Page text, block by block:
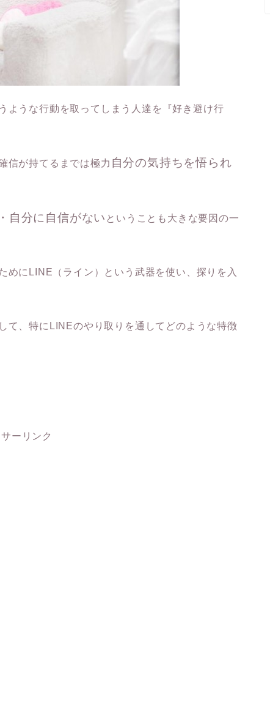
ような行動を取ってしまう人達を『好き避け行
信が持てるまでは極力 自分の気持ちを悟られ
自分に自信がない ということも大きな要因の一
めにLINE（ライン）という武器を使い、探りを入
て、特にLINEのやり取りを通してどのような特徴
ーリンク